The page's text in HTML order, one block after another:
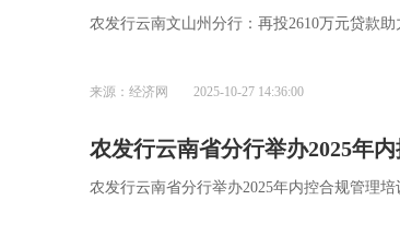
农发行云南文山州分行：再投2610万元贷款
来源：经济网 2025-10-27 14:36:00
农发行云南省分行举办2025年
农发行云南省分行举办2025年内控合规管理培